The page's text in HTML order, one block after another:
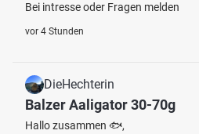
Bei intresse oder Fragen melden
vor 4 Stunden
DieHechterin
Balzer Aaligator 30-70g
Hallo zusammen 🐟,